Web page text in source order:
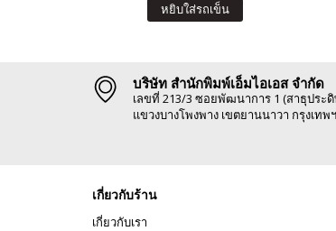
หยิบใส่รถเข็น
บริษัท สำนักพิมพ์เอ็มไอเอส จำกัด
เลขที่ 213/3 ซอยพัฒนาการ 1 (สาธุประดิ
แขวงบางโพงพาง เขตยานนาวา กรุงเทพ
เกี่ยวกับร้าน
เกี่ยวกับเรา